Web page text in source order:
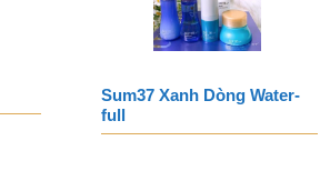
Sum37 Xanh Dòng Water-
full